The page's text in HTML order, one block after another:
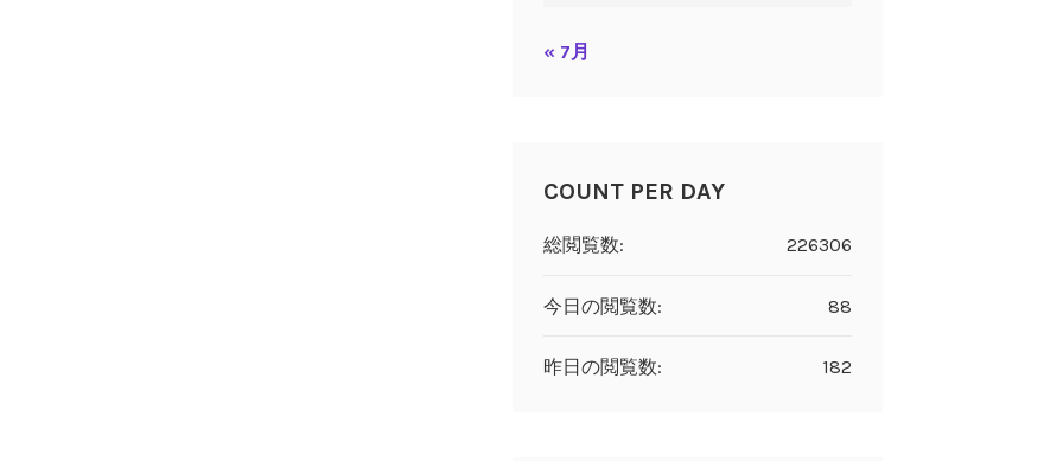
« 7月
COUNT PER DAY
226306
総閲覧数:
88
今日の閲覧数:
182
昨日の閲覧数: